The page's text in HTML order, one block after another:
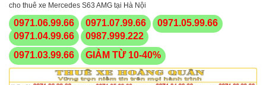
cho thuê xe Mercedes S63 AMG tại Hà Nội
0971.06.99.66 0971.07.99.66
0971.05.99.66
0971.04.99.66
0987.999.222
0971.03.99.66
GIẢM TỪ 10-40%